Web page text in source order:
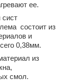
ее.
сист
ема состоит из
и
0,38мм.
из
смол.